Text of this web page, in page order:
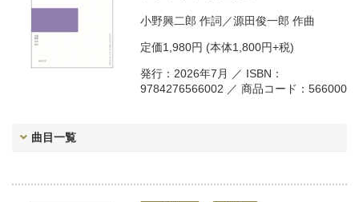
小野興二郎 作詞／源田俊一郎 作曲
定価1,980円 (本体1,800円+税)
発行：2026年7月 ／ ISBN：
9784276566002 ／ 商品コード：566000
曲目一覧